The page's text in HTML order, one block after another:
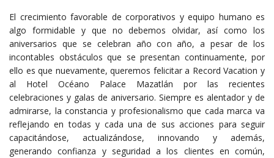
El crecimiento favorable de corporativos y equipo humano es
algo formidable y que no debemos olvidar, así como los
aniversarios que se celebran año con año, a pesar de los
incontables obstáculos que se presentan continuamente, por
ello es que nuevamente, queremos felicitar a Record Vacation y
al Hotel Océano Palace Mazatlán por las recientes
celebraciones y galas de aniversario. Siempre es alentador y de
admirarse, la constancia y profesionalismo que cada marca va
reflejando en todas y cada una de sus acciones para seguir
capacitándose, actualizándose, innovando y además,
generando confianza y seguridad a los clientes en común,